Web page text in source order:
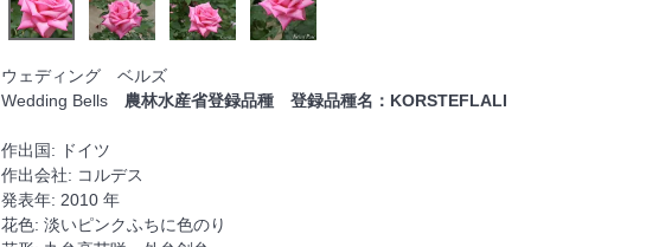
ウェディング ベルズ
Wedding Bells 農林水産省登録品種 登録品種名：KORSTEFLALI
作出国: ドイツ
作出会社: コルデス
発表年: 2010 年
花色: 淡いピンクふちに色のり